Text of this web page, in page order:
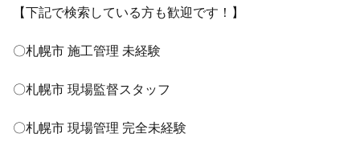
【下記で検索している方も歓迎です！】
〇札幌市 施工管理 未経験
〇札幌市 現場監督スタッフ
〇札幌市 現場管理 完全未経験